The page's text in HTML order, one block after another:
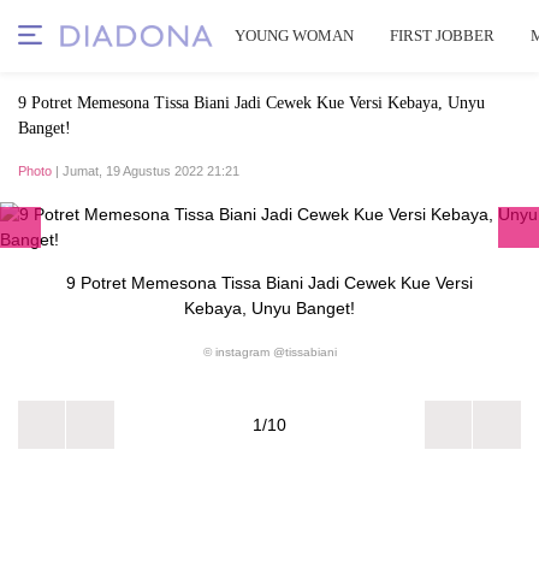
YOUNG WOMAN FIRST JOBBER
9 Potret Memesona Tissa Biani Jadi Cewek Kue Versi Kebaya, Unyu
Banget!
Photo | Jumat, 19 Agustus 2022 21:21
9 Potret Memesona Tissa Biani Jadi Cewek Kue Versi
Kebaya, Unyu Banget!
© instagram @tissabiani
1/10